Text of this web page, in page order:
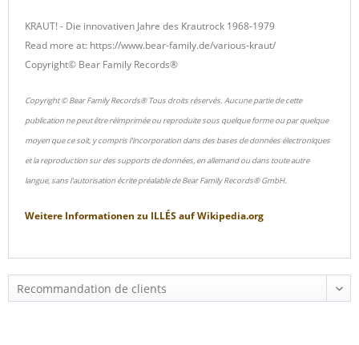
KRAUT! - Die innovativen Jahre des Krautrock 1968-1979
Read more at: https://www.bear-family.de/various-kraut/
Copyright© Bear Family Records®
Copyright © Bear Family Records® Tous droits réservés. Aucune partie de cette
publication ne peut être réimprimée ou reproduite sous quelque forme ou par quelque
moyen que ce soit, y compris l'incorporation dans des bases de données électroniques
et la reproduction sur des supports de données, en allemand ou dans toute autre
langue, sans l'autorisation écrite préalable de Bear Family Records® GmbH.
Weitere Informationen zu ILLÉSaufWikipedia.org